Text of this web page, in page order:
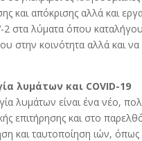
και απόκρισης αλλά και
2 στα λύματα όπου
στην κοινότητα αλλά και
λυμάτων και COVID-19
λυμάτων είναι ένα νέο,
επιτήρησης και στο
και ταυτοποίηση ιών, όπως